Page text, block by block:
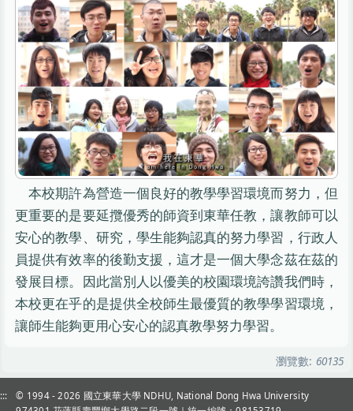
本校期許為營造一個良好的教學學習環境而努力，但
更重要的是要延攬優秀的師資到東華任教，讓教師可以
安心的教學、研究，學生能夠認真的努力學習，行政人
員提供有效率的後勤支援，這才是一個大學念茲在茲的
發展目標。因此當別人以優美的校園環境誇讚我們時，
本校更在乎的是提供全校師生最優質的教學學習環境，
讓師生能夠更用心安心的認真教學努力學習。
瀏覽數: 60135
::: © 1994 - 2026 國立東華大學 NDHU, National Dong Hwa University